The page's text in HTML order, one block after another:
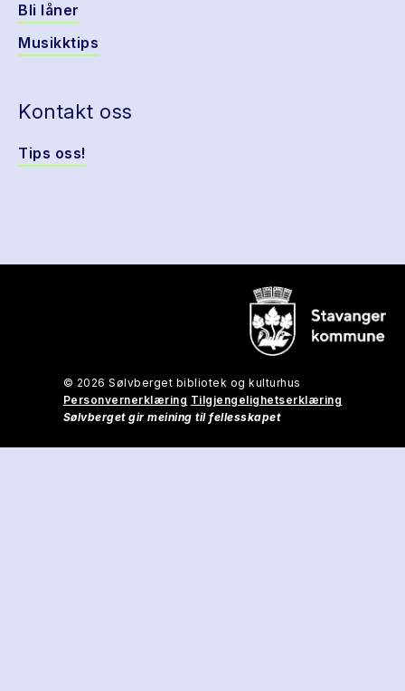
Bli låner
Musikktips
Kontakt oss
Tips oss!
© 2026 Sølvberget bibliotek og kulturhus
Personvernerklæring Tilgjengelighetserklæring
Sølvberget gir meining til fellesskapet